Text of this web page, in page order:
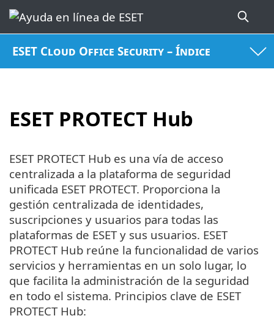
ESET Cloud Office Security – Índice
ESET PROTECT Hub
ESET PROTECT Hub es una vía de acceso
centralizada a la plataforma de seguridad
unificada ESET PROTECT. Proporciona la
gestión centralizada de identidades,
suscripciones y usuarios para todas las
plataformas de ESET y sus usuarios. ESET
PROTECT Hub reúne la funcionalidad de varios
servicios y herramientas en un solo lugar, lo
que facilita la administración de la seguridad
en todo el sistema. Principios clave de ESET
PROTECT Hub: